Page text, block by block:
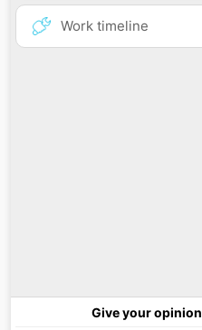
Work timeline
Give your opinion